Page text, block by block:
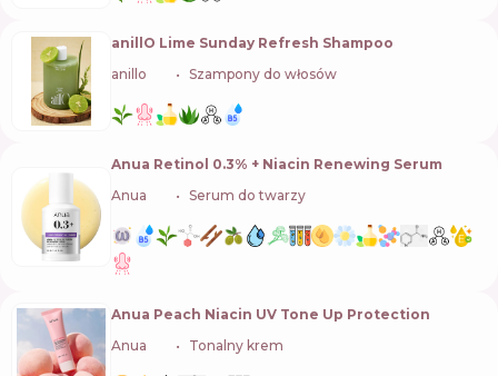
anillO Lime Sunday Refresh Shampoo
anillo
Szampony do włosów
Anua Retinol 0.3% + Niacin Renewing Serum
Anua
Serum do twarzy
Anua Peach Niacin UV Tone Up Protection
Anua
Tonalny krem